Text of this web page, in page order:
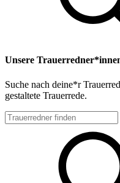
Unsere
Suche nach deine*r
gestaltete Trauerrede.